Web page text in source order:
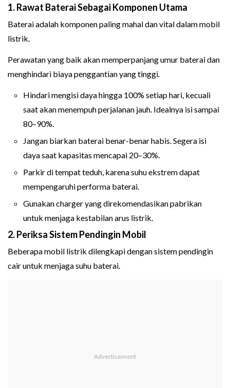
1. Rawat Baterai Sebagai Komponen Utama
Baterai adalah komponen paling mahal dan vital dalam mobil
listrik.
Perawatan yang baik akan memperpanjang umur baterai dan
menghindari biaya penggantian yang tinggi.
Hindari mengisi daya hingga 100% setiap hari, kecuali
saat akan menempuh perjalanan jauh. Idealnya isi sampai
80–90%.
Jangan biarkan baterai benar-benar habis. Segera isi
daya saat kapasitas mencapai 20–30%.
Parkir di tempat teduh, karena suhu ekstrem dapat
mempengaruhi performa baterai.
Gunakan charger yang direkomendasikan pabrikan
untuk menjaga kestabilan arus listrik.
2. Periksa Sistem Pendingin Mobil
Beberapa mobil listrik dilengkapi dengan sistem pendingin
cair untuk menjaga suhu baterai.